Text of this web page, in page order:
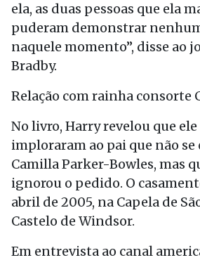
ela, as duas pessoas que ela
puderam demonstrar
naquele momento”, disse ao
Bradby.
Relação com rainha consorte
No livro, Harry revelou que
imploraram ao pai que não se
Camilla Parker-Bowles, mas
ignorou o pedido. O
abril de 2005, na Capela de
Castelo de Windsor.
Em entrevista ao canal